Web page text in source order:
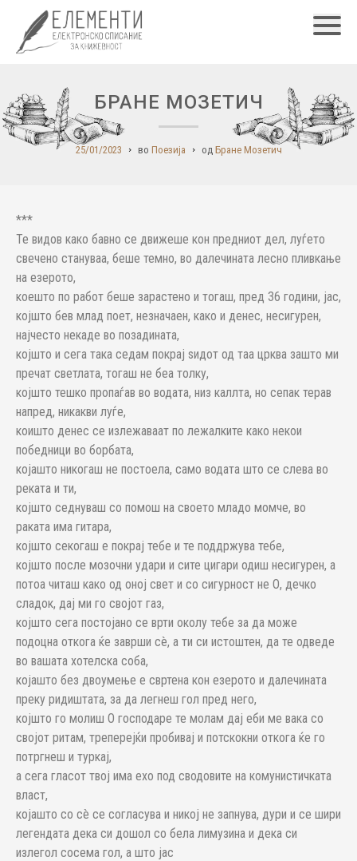
БРАНЕ МОЗЕТИЧ
25/01/2023 во Поезија од Бране Мозетич
***
Те видов како бавно се движеше кон предниот дел, луѓето
свечено стануваа, беше темно, во далечината лесно пливкање
на езерото,
коешто по работ беше зарастено и тогаш, пред 36 години, јас,
којшто бев млад поет, незначаен, како и денес, несигурен,
најчесто некаде во позадината,
којшто и сега така седам покрај ѕидот од таа црква зашто ми
пречат светлата, тогаш не беа толку,
којшто тешко пропаѓав во водата, низ каллта, но сепак терав
напред, никакви луѓе,
коишто денес се излежаваат по лежалките како некои
победници во борбата,
којашто никогаш не постоела, само водата што се слева во
реката и ти,
којшто седнуваш со помош на своето младо момче, во
раката има гитара,
којшто секогаш е покрај тебе и те поддржува тебе,
којшто после мозочни удари и сите цигари одиш несигурен, а
потоа читаш како од оној свет и со сигурност не О, дечко
сладок, дај ми го својот газ,
којшто сега постојано се врти околу тебе за да може
подоцна откога ќе заврши сè, а ти си истоштен, да те одведе
во вашата хотелска соба,
којашто без двоумење е свртена кон езерото и далечината
преку ридиштата, за да легнеш гол пред него,
којшто го молиш О господаре те молам дај еби ме вака со
својот ритам, треперејќи пробивај и потскокни откога ќе го
потргнеш и туркај,
а сега гласот твој има ехо под сводовите на комунистичката
власт,
којашто со сè се согласува и никој не запнува, дури и се шири
легендата дека си дошол со бела лимузина и дека си
излегол сосема гол, а што јас